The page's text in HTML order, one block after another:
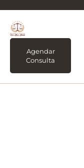
Agendar
Consulta